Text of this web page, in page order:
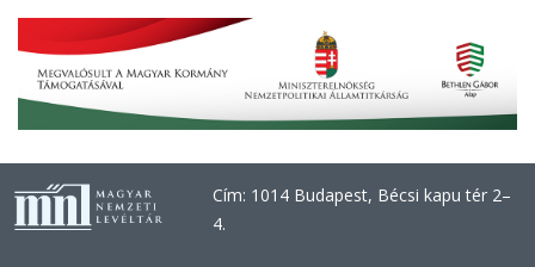
Cím: 1014 Budapest, Bécsi kapu tér 2–
4.